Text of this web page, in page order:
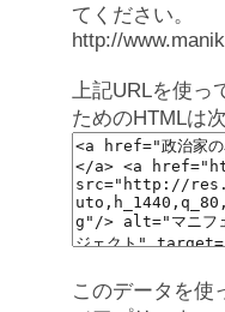
てください。
http://
上記URLを使っ
ためのHTMLは
このデータを使